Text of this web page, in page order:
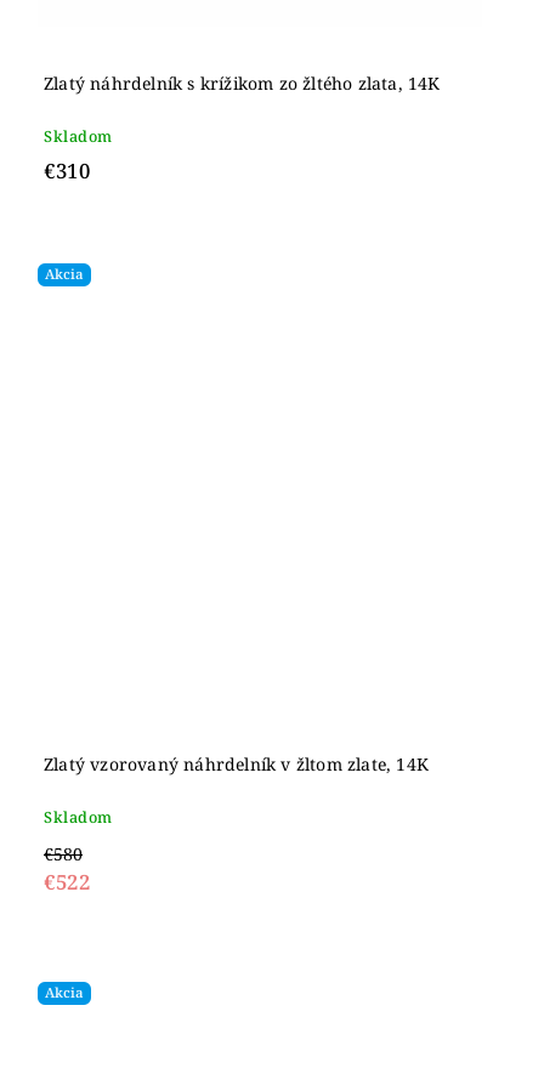
Zlatý náhrdelník s krížikom zo žltého zlata, 14K
Skladom
€310
Akcia
Zlatý vzorovaný náhrdelník v žltom zlate, 14K
Skladom
€580
€522
Akcia